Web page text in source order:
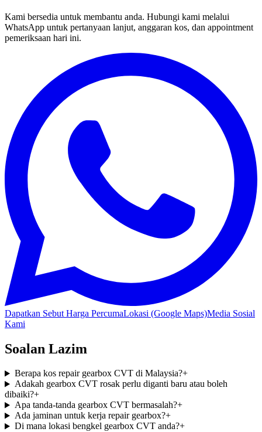
Kami bersedia untuk membantu anda. Hubungi kami melalui
WhatsApp untuk pertanyaan lanjut, anggaran kos, dan appointment
pemeriksaan hari ini.
Dapatkan Sebut Harga PercumaLokasi (Google Maps)Media Sosial
Kami
Soalan Lazim
Berapa kos repair gearbox CVT di Malaysia?+
Adakah gearbox CVT rosak perlu diganti baru atau boleh
dibaiki?+
Apa tanda-tanda gearbox CVT bermasalah?+
Ada jaminan untuk kerja repair gearbox?+
Di mana lokasi bengkel gearbox CVT anda?+